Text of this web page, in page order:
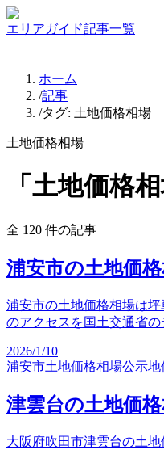
エリアガイド記事一覧
ホーム
/記事
/タグ: 土地価格相場
土地価格相場
「 土地価格
全 120 件の記事
浦安市の土地価
浦安市の土地価格相場は
のアクセスを国土交通省の
2026/1/10
浦安市土地価格相場公示地
津雲台の土地価
大阪府吹田市津雲台の土